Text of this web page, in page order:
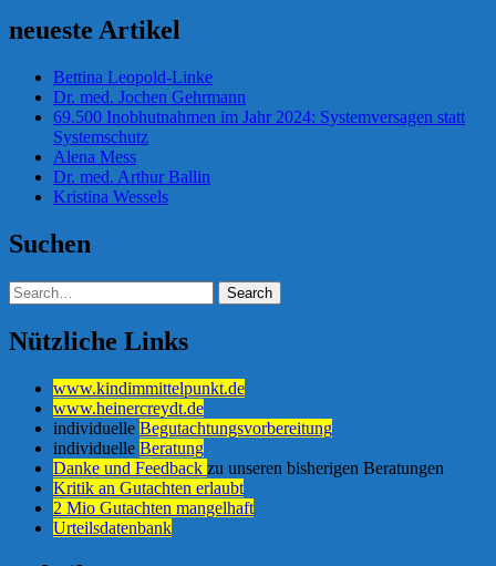
neueste Artikel
Bettina Leopold-Linke
Dr. med. Jochen Gehrmann
69.500 Inobhutnahmen im Jahr 2024: Systemversagen statt
Systemschutz
Alena Mess
Dr. med. Arthur Ballin
Kristina Wessels
Suchen
Nützliche Links
www.kindimmittelpunkt.de
www.heinercreydt.de
individuelle Begutachtungsvorbereitung
individuelle Beratung
Danke und Feedback zu unseren bisherigen Beratungen
Kritik an Gutachten erlaubt
2 Mio Gutachten mangelhaft
Urteilsdatenbank